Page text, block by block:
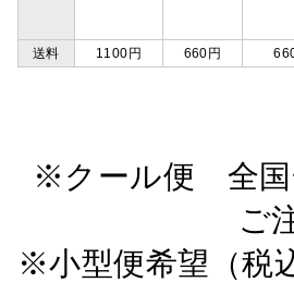
送料
1100円 660円
※クール便 全国
ご
※小型便希望（税